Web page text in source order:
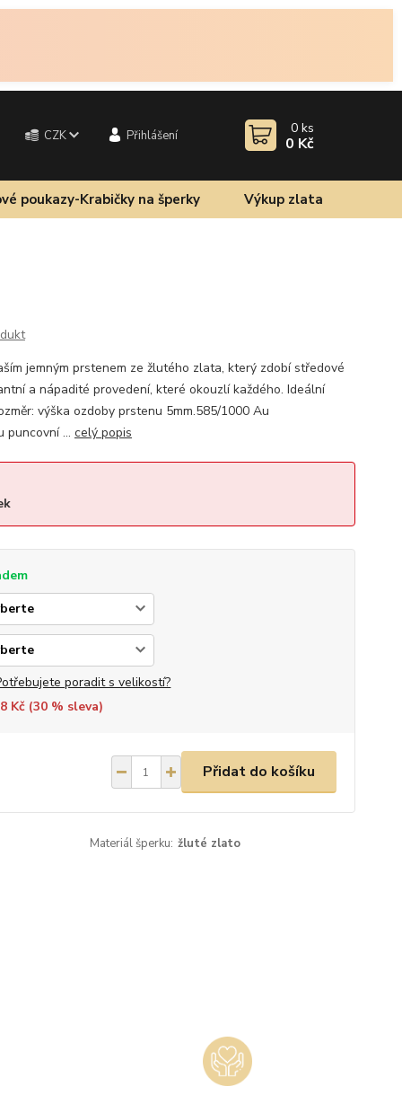
CZK Přihlášení 0 ks
0 Kč
poukazy-Krabičky na šperky Výkup zlata
jemným prstenem ze žlutého zlata, který zdobí středové
a nápadité provedení, které okouzlí každého. Ideální
výška ozdoby prstenu 5mm.585/1000 Au
puncovní ... celý popis
poradit s velikostí?
Kč (30% sleva)
Přidat do košíku
Materiál šperku: žluté zlato